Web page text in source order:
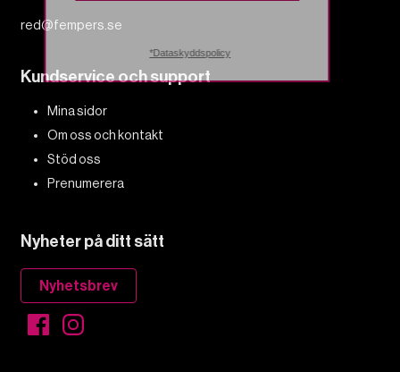
red@fempers.se
Kundservice och support
Mina sidor
Om oss och kontakt
Stöd oss
Prenumerera
Nyheter på ditt sätt
Nyhetsbrev
*Dataskyddspolicy